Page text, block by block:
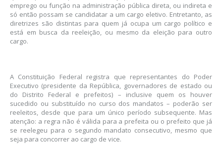
emprego ou função na administração pública direta, ou indireta e
só então possam se candidatar a um cargo eletivo. Entretanto, as
diretrizes são distintas para quem já ocupa um cargo político e
está em busca da reeleição, ou mesmo da eleição para outro
cargo.
A Constituição Federal registra que representantes do Poder
Executivo (presidente da República, governadores de estado ou
do Distrito Federal e prefeitos) – inclusive quem os houver
sucedido ou substituído no curso dos mandatos – poderão ser
reeleitos, desde que para um único período subsequente. Mas
atenção: a regra não é válida para a prefeita ou o prefeito que já
se reelegeu para o segundo mandato consecutivo, mesmo que
seja para concorrer ao cargo de vice.